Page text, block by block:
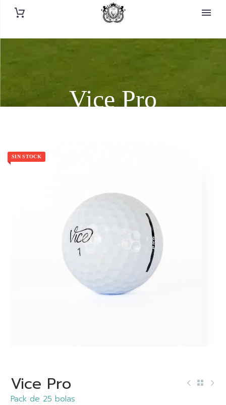
Vice Pro
SIN STOCK
Vice Pro
Pack de 25 bolas